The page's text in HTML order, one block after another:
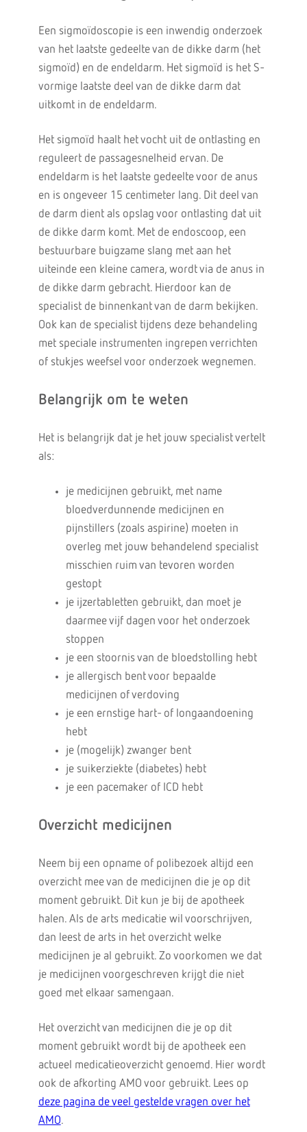
Een sigmoïdoscopie is een inwendig onderzoek
van het laatste gedeelte van de dikke darm (het
sigmoïd) en de endeldarm. Het sigmoïd is het S-
vormige laatste deel van de dikke darm dat
uitkomt in de endeldarm.
Het sigmoïd haalt het vocht uit de ontlasting en
reguleert de passagesnelheid ervan. De
endeldarm is het laatste gedeelte voor de anus
en is ongeveer 15 centimeter lang. Dit deel van
de darm dient als opslag voor ontlasting dat uit
de dikke darm komt. Met de endoscoop, een
bestuurbare buigzame slang met aan het
uiteinde een kleine camera, wordt via de anus in
de dikke darm gebracht. Hierdoor kan de
specialist de binnenkant van de darm bekijken.
Ook kan de specialist tijdens deze behandeling
met speciale instrumenten ingrepen verrichten
of stukjes weefsel voor onderzoek wegnemen.
Belangrijk om te weten
Het is belangrijk dat je het jouw specialist vertelt
als:
je medicijnen gebruikt, met name
bloedverdunnende medicijnen en
pijnstillers (zoals aspirine) moeten in
overleg met jouw behandelend specialist
misschien ruim van tevoren worden
gestopt
je ijzertabletten gebruikt, dan moet je
daarmee vijf dagen voor het onderzoek
stoppen
je een stoornis van de bloedstolling hebt
je allergisch bent voor bepaalde
medicijnen of verdoving
je een ernstige hart- of longaandoening
hebt
je (mogelijk) zwanger bent
je suikerziekte (diabetes) hebt
je een pacemaker of ICD hebt
Overzicht medicijnen
Neem bij een opname of polibezoek altijd een
overzicht mee van de medicijnen die je op dit
moment gebruikt. Dit kun je bij de apotheek
halen. Als de arts medicatie wil voorschrijven,
dan leest de arts in het overzicht welke
medicijnen je al gebruikt. Zo voorkomen we dat
je medicijnen voorgeschreven krijgt die niet
goed met elkaar samengaan.
Het overzicht van medicijnen die je op dit
moment gebruikt wordt bij de apotheek een
actueel medicatieoverzicht genoemd. Hier wordt
ook de afkorting AMO voor gebruikt. Lees op
deze pagina de veel gestelde vragen over het
AMO.